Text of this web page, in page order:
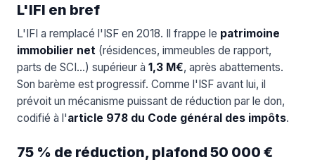
L'IFI en bref
L'IFI a remplacé l'ISF en 2018. Il frappe le patrimoine
immobilier net (résidences, immeubles de rapport,
parts de SCI…) supérieur à 1,3 M€, après abattements.
Son barème est progressif. Comme l'ISF avant lui, il
prévoit un mécanisme puissant de réduction par le don,
codifié à l'article 978 du Code général des impôts.
75 % de réduction, plafond 50 000 €